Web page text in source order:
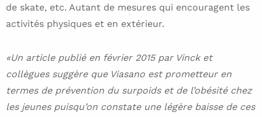
de skate, etc. Autant de mesures qui encouragent les
activités physiques et en extérieur.
«Un article publié en février 2015 par Vinck et
collègues suggère que Viasano est prometteur en
termes de prévention du surpoids et de l’obésité chez
les jeunes puisqu’on constate une légère baisse de ces